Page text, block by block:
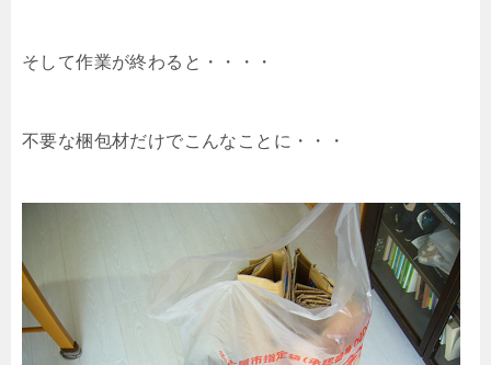
そして作業が終わると・・・・
不要な梱包材だけでこんなことに・・・